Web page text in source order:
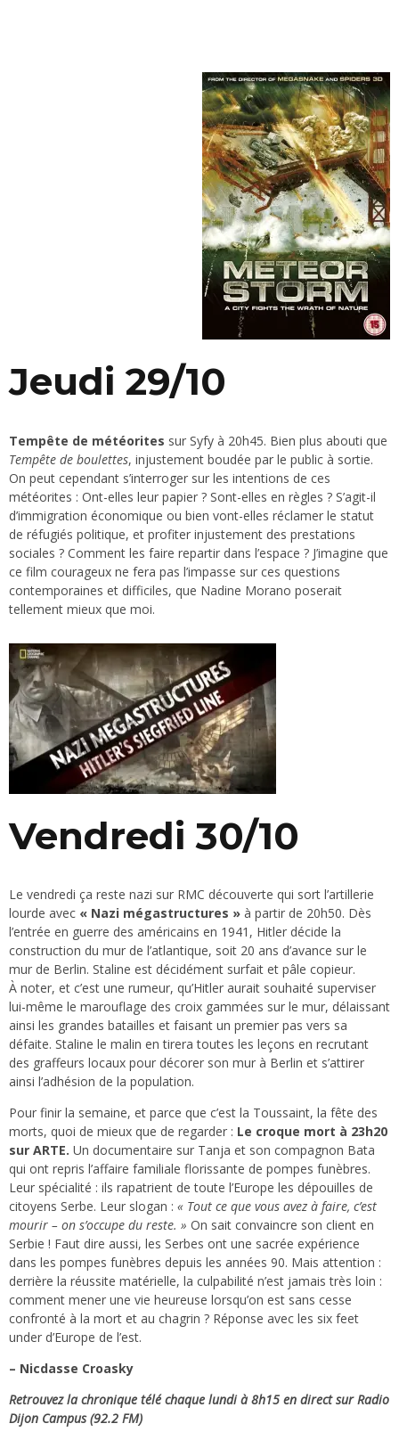
Jeudi 29/10
Tempête de météorites sur Syfy à 20h45. Bien plus abouti que
Tempête de boulettes, injustement boudée par le public à sortie.
On peut cependant s’interroger sur les intentions de ces
météorites : Ont-elles leur papier ? Sont-elles en règles ? S’agit-il
d’immigration économique ou bien vont-elles réclamer le statut
de réfugiés politique, et profiter injustement des prestations
sociales ? Comment les faire repartir dans l’espace ? J’imagine que
ce film courageux ne fera pas l’impasse sur ces questions
contemporaines et difficiles, que Nadine Morano poserait
tellement mieux que moi.
Vendredi 30/10
Le vendredi ça reste nazi sur RMC découverte qui sort l’artillerie
lourde avec « Nazi mégastructures » à partir de 20h50. Dès
l’entrée en guerre des américains en 1941, Hitler décide la
construction du mur de l’atlantique, soit 20 ans d’avance sur le
mur de Berlin. Staline est décidément surfait et pâle copieur.
À noter, et c’est une rumeur, qu’Hitler aurait souhaité superviser
lui-même le marouflage des croix gammées sur le mur, délaissant
ainsi les grandes batailles et faisant un premier pas vers sa
défaite. Staline le malin en tirera toutes les leçons en recrutant
des graffeurs locaux pour décorer son mur à Berlin et s’attirer
ainsi l’adhésion de la population.
Pour finir la semaine, et parce que c’est la Toussaint, la fête des
morts, quoi de mieux que de regarder : Le croque mort à 23h20
sur ARTE. Un documentaire sur Tanja et son compagnon Bata
qui ont repris l’affaire familiale florissante de pompes funèbres.
Leur spécialité : ils rapatrient de toute l’Europe les dépouilles de
citoyens Serbe. Leur slogan : « Tout ce que vous avez à faire, c’est
mourir – on s’occupe du reste. » On sait convaincre son client en
Serbie ! Faut dire aussi, les Serbes ont une sacrée expérience
dans les pompes funèbres depuis les années 90. Mais attention :
derrière la réussite matérielle, la culpabilité n’est jamais très loin :
comment mener une vie heureuse lorsqu’on est sans cesse
confronté à la mort et au chagrin ? Réponse avec les six feet
under d’Europe de l’est.
– Nicdasse Croasky
Retrouvez la chronique télé chaque lundi à 8h15 en direct sur Radio
Dijon Campus (92.2 FM)